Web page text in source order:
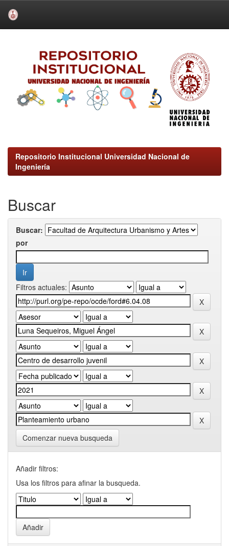
Repositorio Institucional Universidad Nacional de
Ingeniería
Buscar
Buscar:
por
Filtros actuales:
Comenzar nueva busqueda
Añadir filtros:
Usa los filtros para afinar la busqueda.